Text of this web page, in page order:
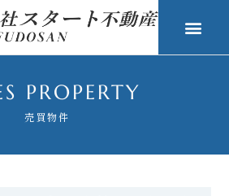
PROPERTY
売買物件